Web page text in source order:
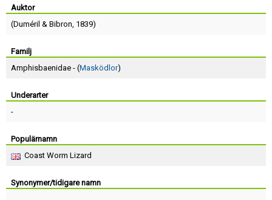
Auktor
(Duméril & Bibron, 1839)
Familj
Amphisbaenidae - (Masködlor)
Underarter
-
Populärnamn
Coast Worm Lizard
Synonymer/tidigare namn
Terms of Service
Skapa konto